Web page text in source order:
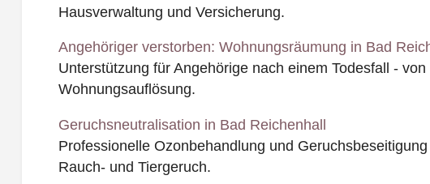
Hausverwaltung und Versicherung.
Angehöriger verstorben: Wohnungsräumung in Bad
Unterstützung für Angehörige nach einem Todesfall -
Wohnungsauflösung.
Geruchsneutralisation in Bad Reichenhall
Professionelle Ozonbehandlung und
Rauch- und Tiergeruch.